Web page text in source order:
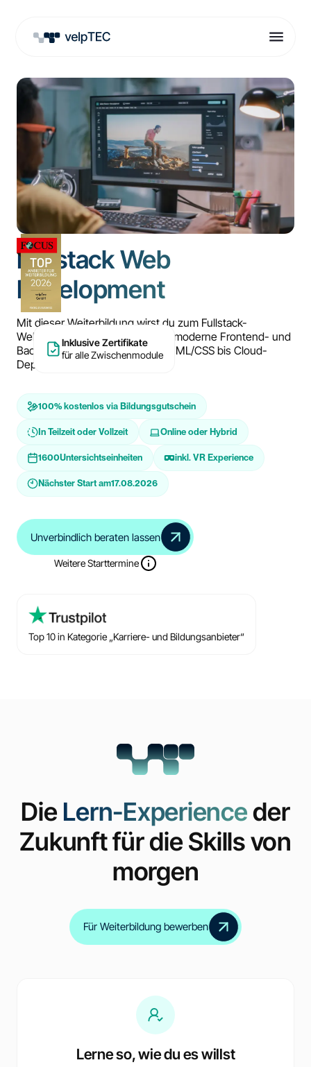
Inklusive Zertifikate
für alle Zwischenmodule
Fullstack Web
Development
Mit dieser Weiterbildung wirst du zum Fullstack-
Webentwickler und beherrschst moderne Frontend- und
Backend-Technologien – von HTML/CSS bis Cloud-
Deployments.
100% kostenlos via Bildungsgutschein
In Teilzeit oder Vollzeit Online oder Hybrid
1600Untersichtseinheiten inkl. VR Experience
Nächster Start am17.08.2026
Unverbindlich beraten lassen
Weitere Starttermine
Top 10 in Kategorie „Karriere- und Bildungsanbieter“
DieLern-Experienceder
Zukunft für die Skills von
morgen
Für Weiterbildung bewerben
Lerne so, wie du es willst